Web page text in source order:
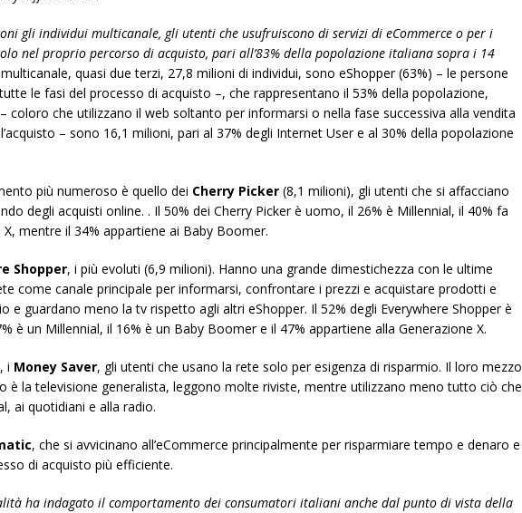
gli individui multicanale, gli utenti che usufruiscono di servizi di eCommerce o per i
nel proprio percorso di acquisto, pari all’83% della popolazione italiana sopra i 14
quasi due terzi, 27,8 milioni di individui, sono eShopper (63%) – le persone
le fasi del processo di acquisto –, che rappresentano il 53% della popolazione,
coloro che utilizzano il web soltanto per informarsi o nella fase successiva alla vendita
– sono 16,1 milioni, pari al 37% degli Internet User e al 30% della popolazione
più numeroso è quello dei Cherry Picker (8,1 milioni), gli utenti che si affacciano
degli acquisti online. . Il 50% dei Cherry Picker è uomo, il 26% è Millennial, il 40% fa
mentre il 34% appartiene ai Baby Boomer.
Shopper, i più evoluti (6,9 milioni). Hanno una grande dimestichezza con le ultime
come canale principale per informarsi, confrontare i prezzi e acquistare prodotti e
e guardano meno la tv rispetto agli altri eShopper. Il 52% degli Everywhere Shopper è
è un Millennial, il 16% è un Baby Boomer e il 47% appartiene alla Generazione X.
i Money Saver, gli utenti che usano la rete solo per esigenza di risparmio. Il loro mezzo
è la televisione generalista, leggono molte riviste, mentre utilizzano meno tutto ciò che
ai quotidiani e alla radio.
, che si avvicinano all’eCommerce principalmente per risparmiare tempo e denaro e
di acquisto più efficiente.
ha indagato il comportamento dei consumatori italiani anche dal punto di vista della